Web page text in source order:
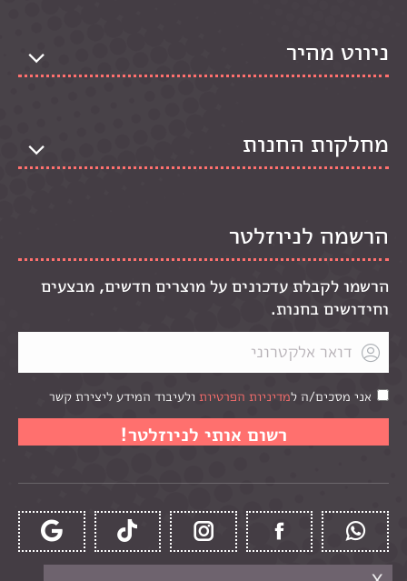
ניווט מהיר
מחלקות החנות
הרשמה לניוזלטר
הרשמו לקבלת עדכונים על מוצרים חדשים, מבצעים
וחידושים בחנות.
אני מסכים/ה למדיניות הפרטיות ולעיבוד המידע ליצירת קשר